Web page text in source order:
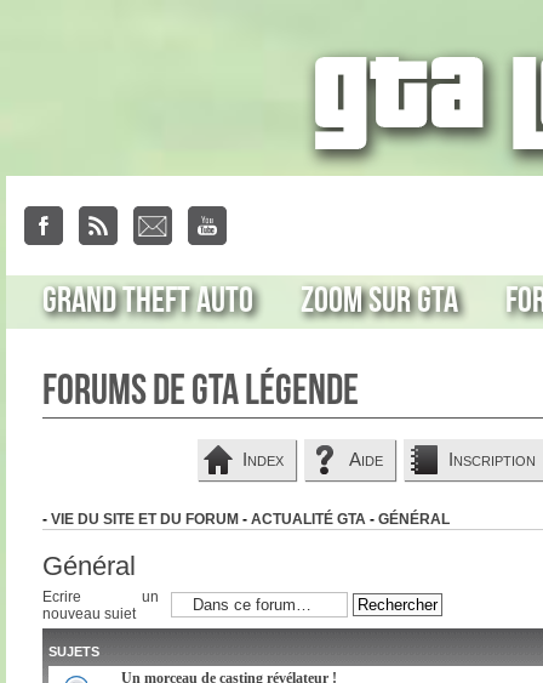
Grand Theft Auto Zoom sur GTA
Forums de GTA Légende
Index Aide Inscription
- VIE DU SITE ET DU FORUM - ACTUALITÉ GTA - GÉNÉRAL
Général
Ecrire un
nouveau sujet
SUJETS
Un morceau de casting révélateur !